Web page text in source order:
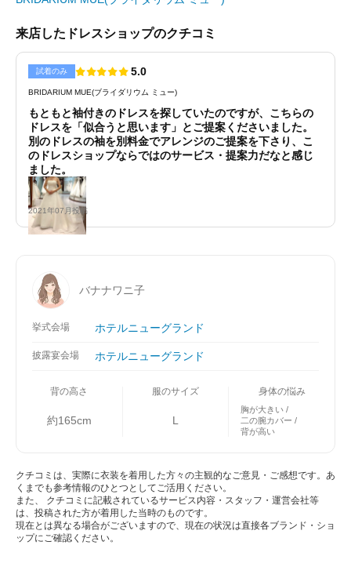
来店したドレスショップのクチコミ
試着のみ 5.0
BRIDARIUM MUE(ブライダリウム ミュー)
もともと袖付きのドレスを探していたのですが、こちらの
ドレスを「似合うと思います」とご提案くださいました。
別のドレスの袖を別料金でアレンジのご提案を下さり、こ
のドレスショップならではのサービス・提案力だなと感じ
ました。
2021年07月投稿
バナナワニ子
挙式会場 ホテルニューグランド
披露宴会場 ホテルニューグランド
背の高さ
約165cm
服のサイズ
L
身体の悩み
胸が大きい
二の腕カバー
背が高い
クチコミは、実際に衣装を着用した方々の主観的なご意見・ご感想です。あ
くまでも参考情報のひとつとしてご活用ください。
また、 クチコミに記載されているサービス内容・スタッフ・運営会社等
は、投稿された方が着用した当時のものです。
現在とは異なる場合がございますので、現在の状況は直接各ブランド・ショ
ップにご確認ください。